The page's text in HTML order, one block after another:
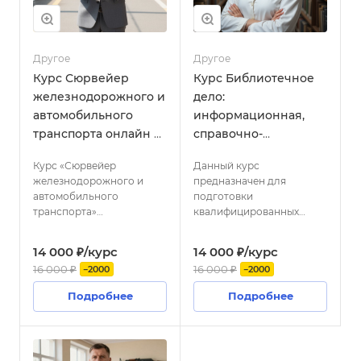
и инструментами
автоматизации
тестирования.
Другое
Курс Сюрвейер
железнодорожного и
автомобильного
транспорта онлайн с
Курс «Сюрвейер
железнодорожного и
автомобильного
транспорта»
квалифицированных
специалистов,
знаниями в области
транспортных объектов.
14 000 ₽/курс
16 000 ₽ −2000
Подробнее
Другое
Курс Библиотечное
дело:
информационная,
справочно-
и научно-
аналитическая
деятельность
выдачей диплома
Данный курс
предназначен для
подготовки
квалифицированных
рамках программы
слушатели получат
знания и практические
14 000 ₽/курс
16 000 ₽ −2000
Подробнее